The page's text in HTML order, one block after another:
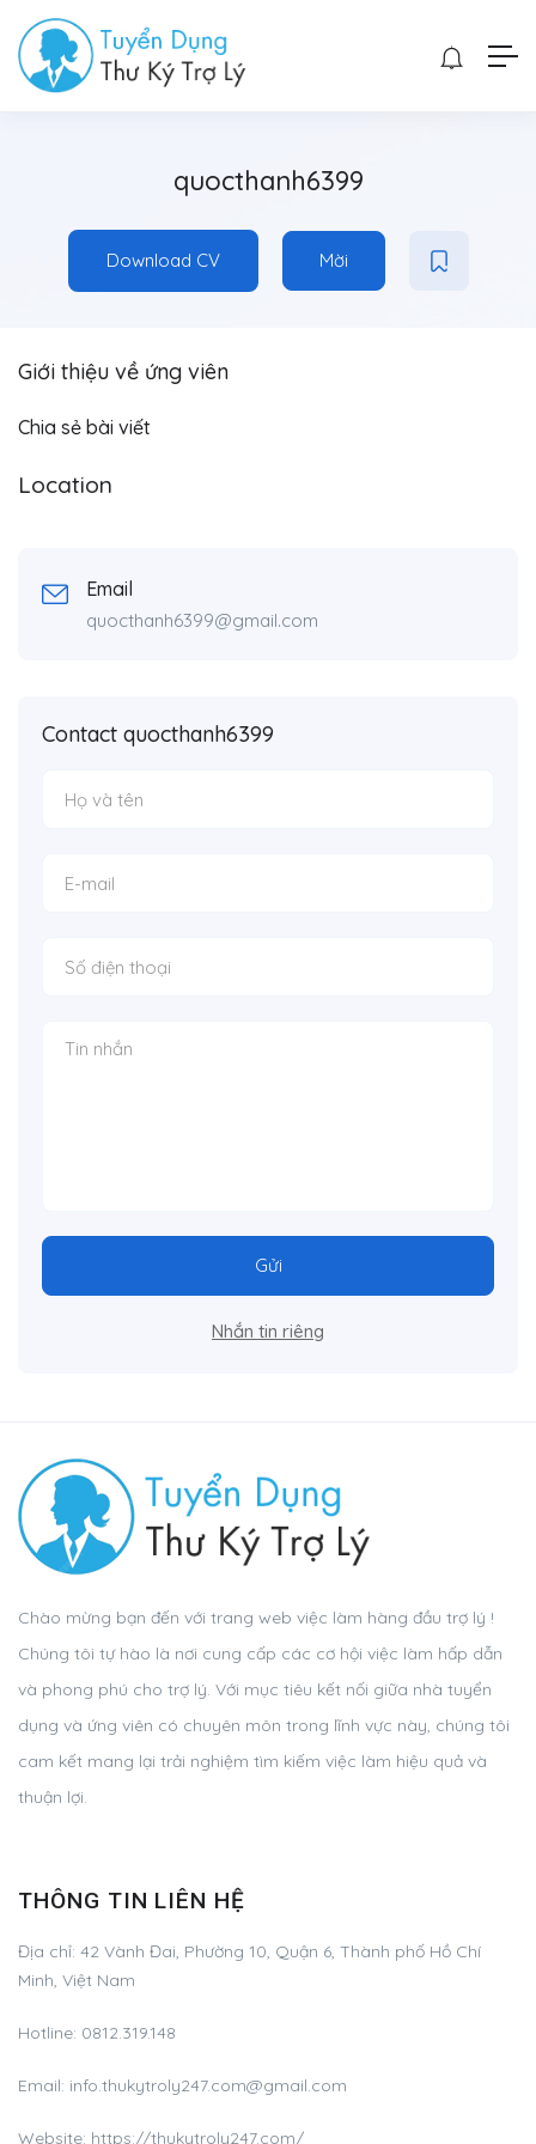
quocthanh6399
Download CV Mời
Giới thiệu về ứng viên
Chia sẻ bài viết
Location
Email
quocthanh6399@gmail.com
Contact quocthanh6399
Gửi
Nhắn tin riêng
Chào mừng bạn đến với trang web việc làm hàng đầu trợ lý !
Chúng tôi tự hào là nơi cung cấp các cơ hội việc làm hấp dẫn
và phong phú cho trợ lý. Với mục tiêu kết nối giữa nhà tuyển
dụng và ứng viên có chuyên môn trong lĩnh vực này, chúng tôi
cam kết mang lại trải nghiệm tìm kiếm việc làm hiệu quả và
thuận lợi.
THÔNG TIN LIÊN HỆ
Địa chỉ: 42 Vành Đai, Phường 10, Quận 6, Thành phố Hồ Chí
Minh, Việt Nam
Hotline: 0812.319.148
Email: info.thukytroly247.com@gmail.com
Website: https://thukytroly247.com/